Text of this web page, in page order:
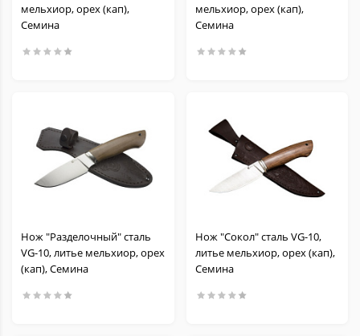
Аксессуары и запчасти для Victorinox
мельхиор, орех (кап),
Семина
мельхиор, орех (кап),
Семина
Нож "Разделочный" сталь
VG-10, литье мельхиор, орех
(кап), Семина
Нож "Сокол" сталь VG-10,
литье мельхиор, орех (кап),
Семина